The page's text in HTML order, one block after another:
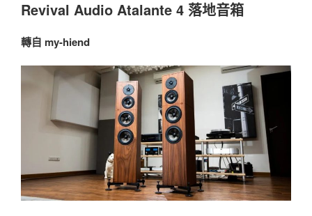
Revival Audio Atalante 4 落地音箱
轉自 my-hiend